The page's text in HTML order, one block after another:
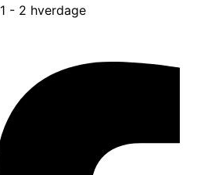
1 - 2 hverdage